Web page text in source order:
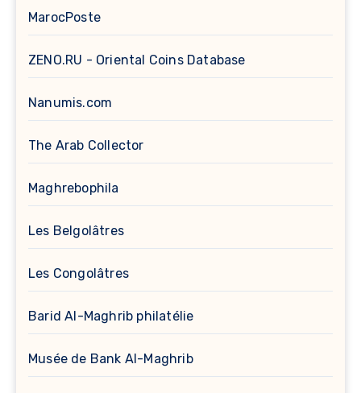
MarocPoste
ZENO.RU - Oriental Coins Database
Nanumis.com
The Arab Collector
Maghrebophila
Les Belgolâtres
Les Congolâtres
Barid Al-Maghrib philatélie
Musée de Bank Al-Maghrib